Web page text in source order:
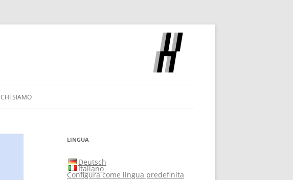
CHI SIAMO
CASA ITALIA - WIESLOCHLINGUA
Deutsch
Italiano
Configura come lingua predefinita